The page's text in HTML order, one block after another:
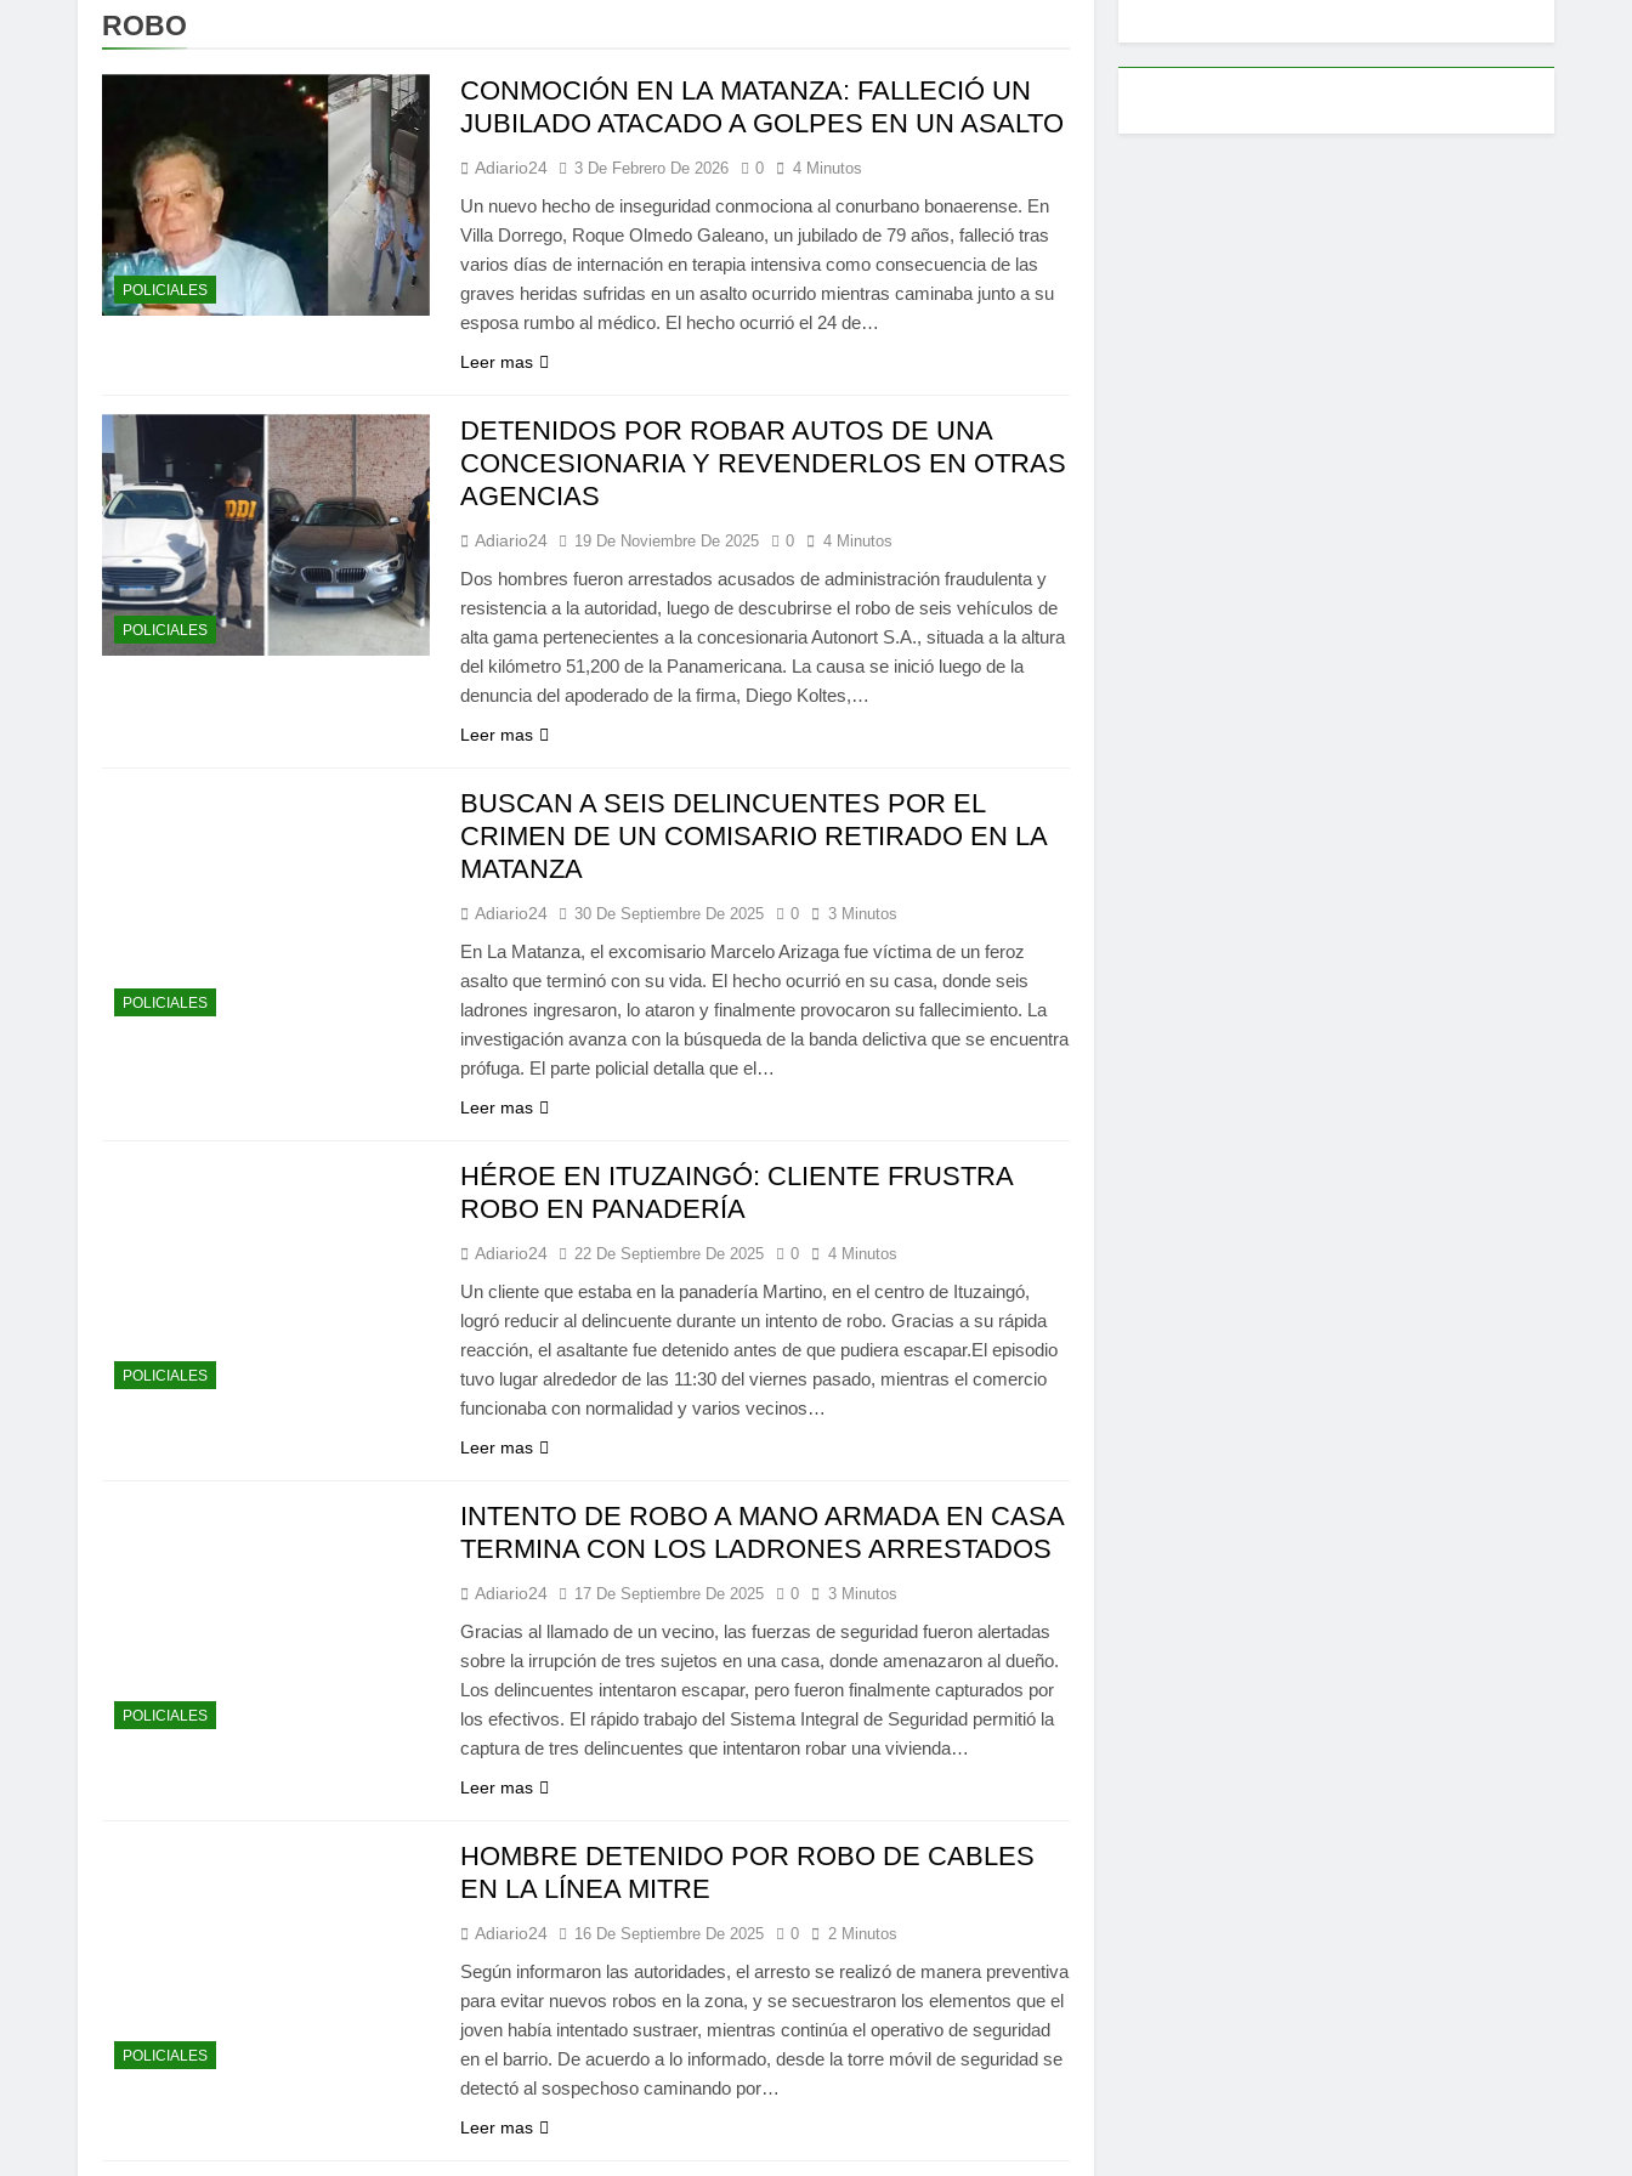
ROBO
POLICIALES
CONMOCIÓN EN LA MATANZA: FALLECIÓ UN
JUBILADO ATACADO A GOLPES EN UN ASALTO
Adiario24 3 De Febrero De 2026 0 4 Minutos
Un nuevo hecho de inseguridad conmociona al conurbano bonaerense. En
Villa Dorrego, Roque Olmedo Galeano, un jubilado de 79 años, falleció tras
varios días de internación en terapia intensiva como consecuencia de las
graves heridas sufridas en un asalto ocurrido mientras caminaba junto a su
esposa rumbo al médico. El hecho ocurrió el 24 de…
Leer mas
POLICIALES
DETENIDOS POR ROBAR AUTOS DE UNA
CONCESIONARIA Y REVENDERLOS EN OTRAS
AGENCIAS
Adiario24 19 De Noviembre De 2025 0 4 Minutos
Dos hombres fueron arrestados acusados de administración fraudulenta y
resistencia a la autoridad, luego de descubrirse el robo de seis vehículos de
alta gama pertenecientes a la concesionaria Autonort S.A., situada a la altura
del kilómetro 51,200 de la Panamericana. La causa se inició luego de la
denuncia del apoderado de la firma, Diego Koltes,…
Leer mas
POLICIALES
BUSCAN A SEIS DELINCUENTES POR EL
CRIMEN DE UN COMISARIO RETIRADO EN LA
MATANZA
Adiario24 30 De Septiembre De 2025 0 3 Minutos
En La Matanza, el excomisario Marcelo Arizaga fue víctima de un feroz
asalto que terminó con su vida. El hecho ocurrió en su casa, donde seis
ladrones ingresaron, lo ataron y finalmente provocaron su fallecimiento. La
investigación avanza con la búsqueda de la banda delictiva que se encuentra
prófuga. El parte policial detalla que el…
Leer mas
POLICIALES
HÉROE EN ITUZAINGÓ: CLIENTE FRUSTRA
ROBO EN PANADERÍA
Adiario24 22 De Septiembre De 2025 0 4 Minutos
Un cliente que estaba en la panadería Martino, en el centro de Ituzaingó,
logró reducir al delincuente durante un intento de robo. Gracias a su rápida
reacción, el asaltante fue detenido antes de que pudiera escapar.El episodio
tuvo lugar alrededor de las 11:30 del viernes pasado, mientras el comercio
funcionaba con normalidad y varios vecinos…
Leer mas
POLICIALES
INTENTO DE ROBO A MANO ARMADA EN CASA
TERMINA CON LOS LADRONES ARRESTADOS
Adiario24 17 De Septiembre De 2025 0 3 Minutos
Gracias al llamado de un vecino, las fuerzas de seguridad fueron alertadas
sobre la irrupción de tres sujetos en una casa, donde amenazaron al dueño.
Los delincuentes intentaron escapar, pero fueron finalmente capturados por
los efectivos. El rápido trabajo del Sistema Integral de Seguridad permitió la
captura de tres delincuentes que intentaron robar una vivienda…
Leer mas
POLICIALES
HOMBRE DETENIDO POR ROBO DE CABLES
EN LA LÍNEA MITRE
Adiario24 16 De Septiembre De 2025 0 2 Minutos
Según informaron las autoridades, el arresto se realizó de manera preventiva
para evitar nuevos robos en la zona, y se secuestraron los elementos que el
joven había intentado sustraer, mientras continúa el operativo de seguridad
en el barrio. De acuerdo a lo informado, desde la torre móvil de seguridad se
detectó al sospechoso caminando por…
Leer mas